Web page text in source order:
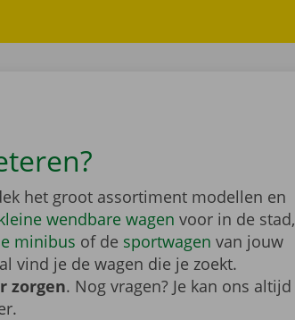
het groot assortiment modellen en
wendbare wagen voor in de stad,
minibus of de sportwagen van jouw
vind je de wagen die je zoekt.
zorgen. Nog vragen? Je kan ons altijd